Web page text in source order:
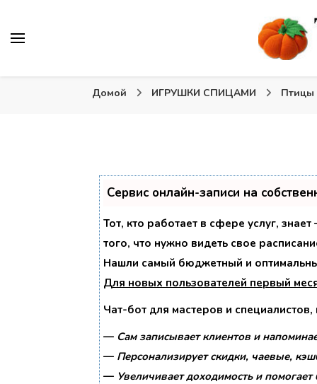
Тыква: Вяжем игрушки
Домой ИГРУШКИ СПИЦАМИ Птицы
Сервис онлайн-записи на
Тот, кто работает в сфере услуг,
того, что нужно видеть свое
Нашли самый бюджетный и
Для новых пользователей первый
Чат-бот для мастеров и
— Сам записывает клиентов и
— Персонализирует скидки, чаевые,
— Увеличивает доходимость и